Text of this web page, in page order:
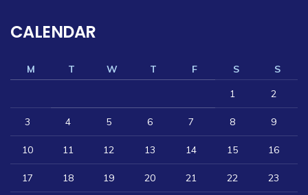
CALENDAR
M T W T F S
S
1
2
3 4 5 6 7 8 9
10 11 12 13 14 15 16
17 18 19 20 21 22 23